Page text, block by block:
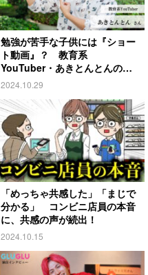
勉強が苦手な子供には『ショー
ト動画』？ 教育系
YouTuber・あきとんとんの戦
略とは
2024.10.29
「めっちゃ共感した」「まじで
分かる」 コンビニ店員の本音
に、共感の声が続出！
2024.10.15